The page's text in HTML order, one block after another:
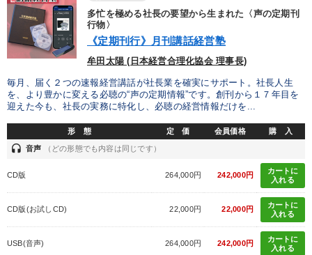
多忙を極める社長の要望から生まれた〈声の定期刊
行物〉
《定期刊行》月刊講話経営塾
牟田太陽 (日本経営合理化協会 理事長)
毎月、届く２つの速報経営講話が社長業を確実にサポート。社長人生
を、より豊かに変える必聴の“声の定期情報”です。創刊から１７年目を
迎えた今も、社長の実務に特化し、必聴の経営情報だけを...
形 態 定 価 会員価格 購 入
headset 音声 （どの形態でも内容は同じです）
CD版 264,000円 242,000円
カートに
入れる
CD版(お試しCD) 22,000円 22,000円
カートに
入れる
USB(音声) 264,000円 242,000円
カートに
入れる